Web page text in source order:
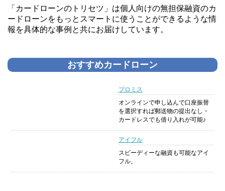
「カードローンのトリセツ」は個人向けの無担保融資のカ
ードローンをもっとスマートに使うことができるような情
報を具体的な事例と共にお届けしています。
おすすめカードローン
プロミス
オンラインで申し込んで口座振替
を選択すれば郵送物の提出なし・
カードレスでも借り入れが可能♪
アイフル
スピーディーな融資も可能なアイ
フル。